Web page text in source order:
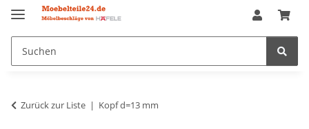
Zurück zur Liste Kopf d=13 mm